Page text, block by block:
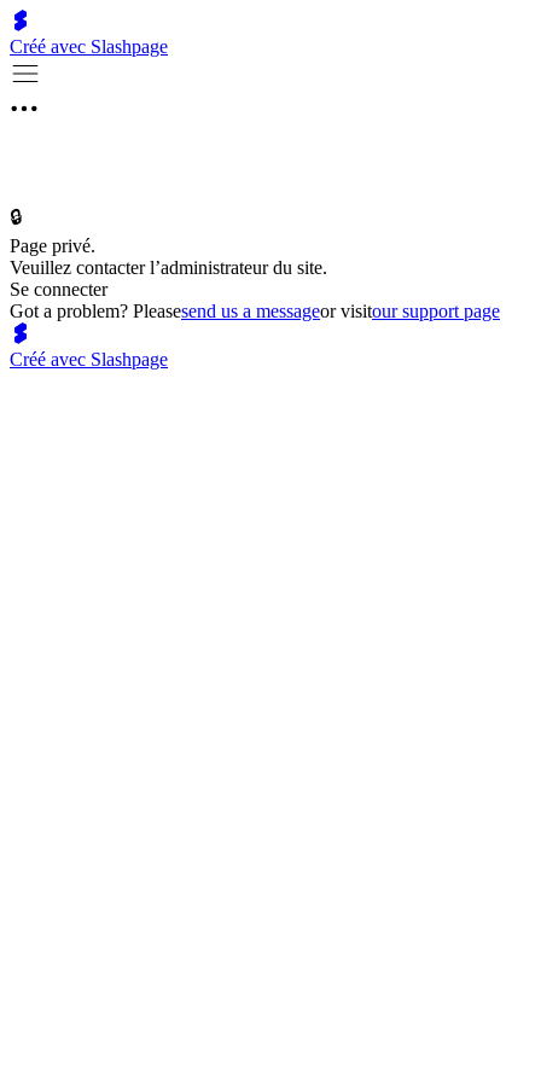
Créé avec Slashpage
🔒
Page privé.
Veuillez contacter l’administrateur du site.
Se connecter
Got a problem? Pleasesend us a messageor visitour support page
Créé avec Slashpage